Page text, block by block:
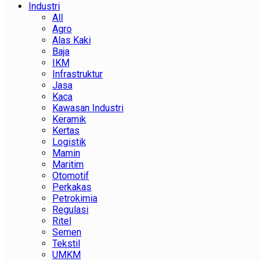
Industri
All
Agro
Alas Kaki
Baja
IKM
Infrastruktur
Jasa
Kaca
Kawasan Industri
Keramik
Kertas
Logistik
Mamin
Maritim
Otomotif
Perkakas
Petrokimia
Regulasi
Ritel
Semen
Tekstil
UMKM